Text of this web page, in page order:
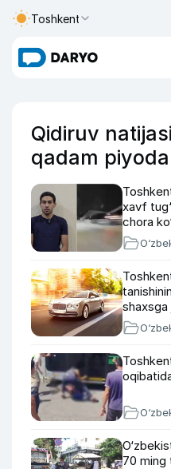
Toshkent
Qidiruv
qadam
xavf
chora
shaxsga
70 ming